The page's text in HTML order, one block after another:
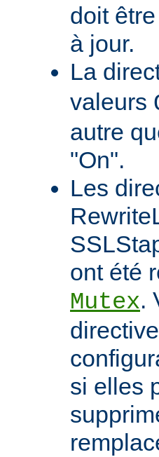
doit
à jour.
La
valeurs
autre
"On".
Les
ont été
Mutex.
si elles